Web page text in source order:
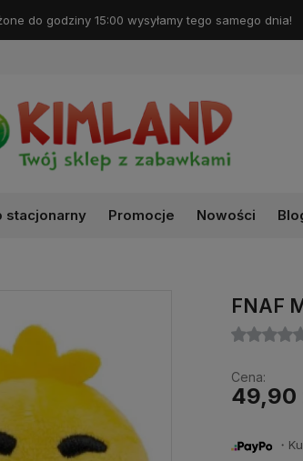
Darmowa dostawa od 99 zł!
stacjonarny Promocje Nowości
FNAF
Cena:
49,90
・